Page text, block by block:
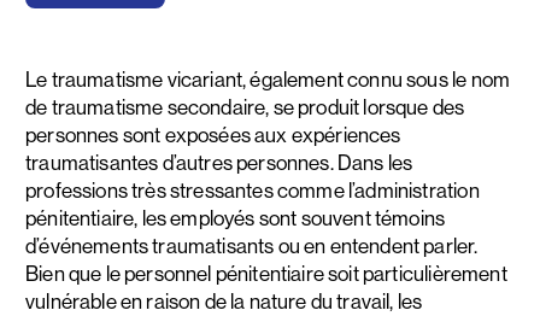
Le traumatisme vicariant, également connu sous le nom
de traumatisme secondaire, se produit lorsque des
personnes sont exposées aux expériences
traumatisantes d’autres personnes. Dans les
professions très stressantes comme l’administration
pénitentiaire, les employés sont souvent témoins
d’événements traumatisants ou en entendent parler.
Bien que le personnel pénitentiaire soit particulièrement
vulnérable en raison de la nature du travail, les